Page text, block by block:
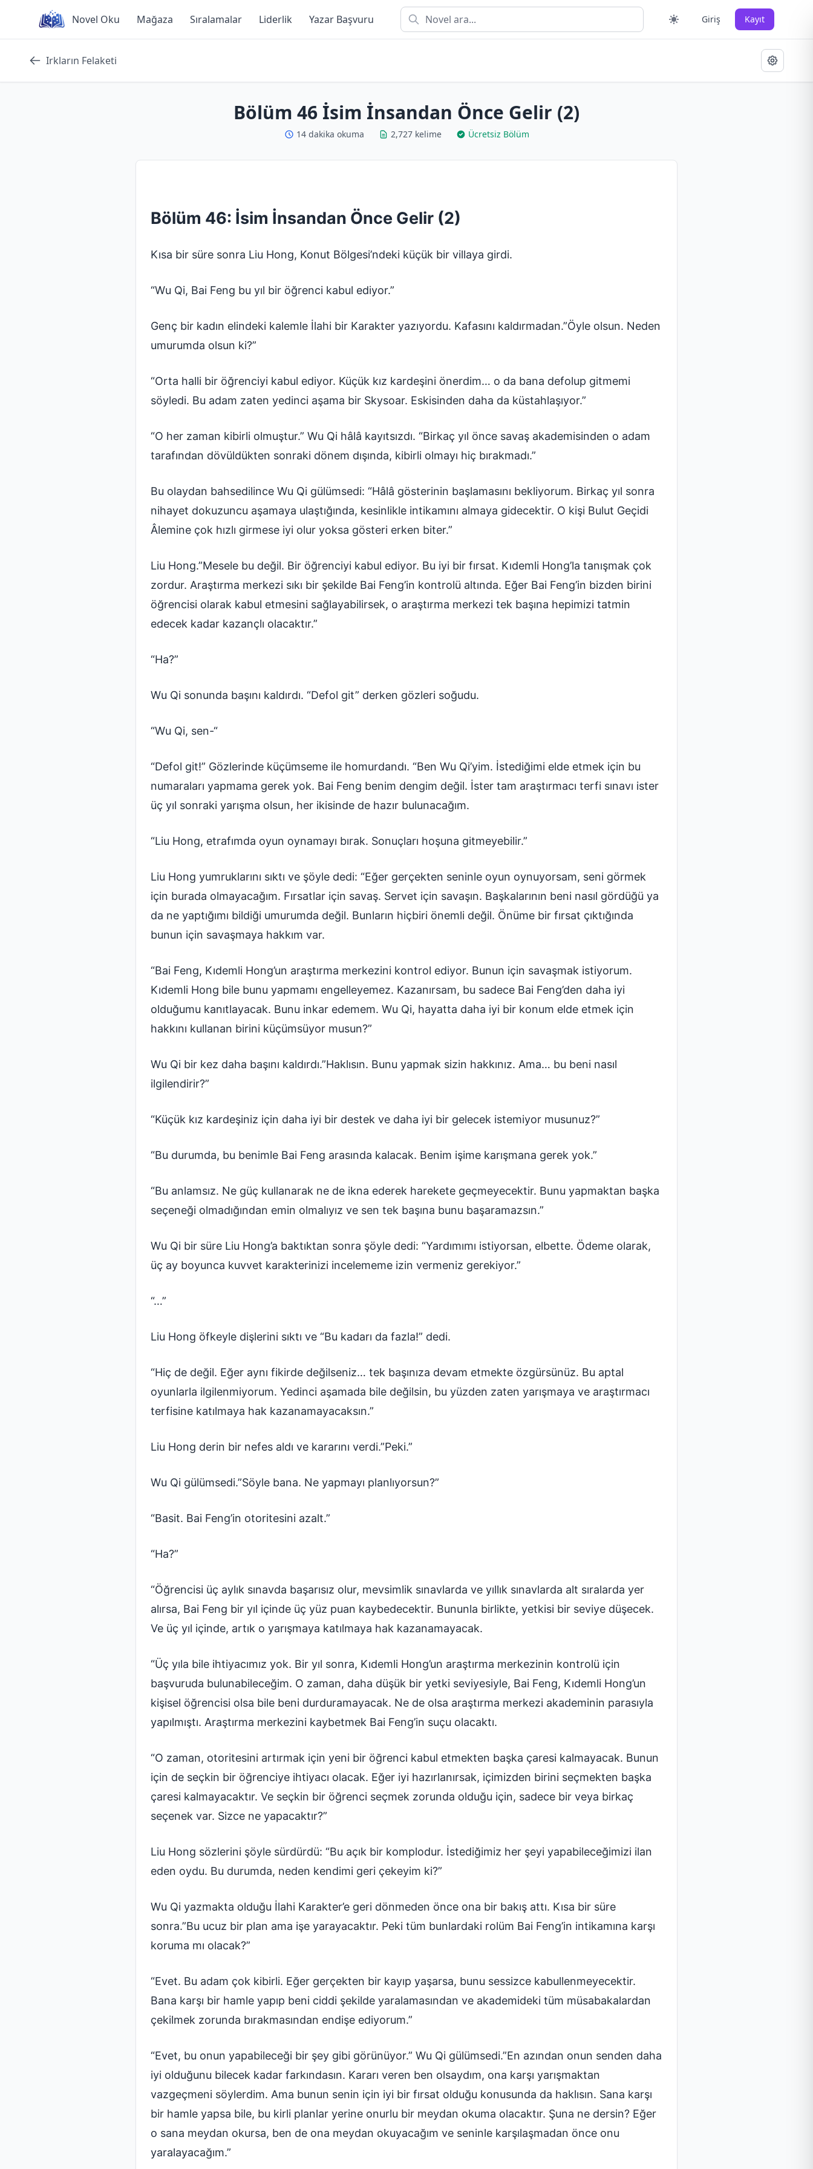
content
Novel Oku Mağaza Sıralamalar Liderlik Yazar Başvuru Giriş Kayıt
Irkların Felaketi
Bölüm 46 İsim İnsandan Önce Gelir (2)
14 dakika okuma 2,727 kelime Ücretsiz Bölüm
Bölüm 46: İsim İnsandan Önce Gelir (2)
Kısa bir süre sonra Liu Hong, Konut Bölgesi’ndeki küçük bir villaya girdi.
“Wu Qi, Bai Feng bu yıl bir öğrenci kabul ediyor.”
Genç bir kadın elindeki kalemle İlahi bir Karakter yazıyordu. Kafasını kaldırmadan.”Öyle olsun. Neden
umurumda olsun ki?”
“Orta halli bir öğrenciyi kabul ediyor. Küçük kız kardeşini önerdim… o da bana defolup gitmemi
söyledi. Bu adam zaten yedinci aşama bir Skysoar. Eskisinden daha da küstahlaşıyor.”
“O her zaman kibirli olmuştur.” Wu Qi hâlâ kayıtsızdı. “Birkaç yıl önce savaş akademisinden o adam
tarafından dövüldükten sonraki dönem dışında, kibirli olmayı hiç bırakmadı.”
Bu olaydan bahsedilince Wu Qi gülümsedi: “Hâlâ gösterinin başlamasını bekliyorum. Birkaç yıl sonra
nihayet dokuzuncu aşamaya ulaştığında, kesinlikle intikamını almaya gidecektir. O kişi Bulut Geçidi
Âlemine çok hızlı girmese iyi olur yoksa gösteri erken biter.”
Liu Hong.”Mesele bu değil. Bir öğrenciyi kabul ediyor. Bu iyi bir fırsat. Kıdemli Hong’la tanışmak çok
zordur. Araştırma merkezi sıkı bir şekilde Bai Feng’in kontrolü altında. Eğer Bai Feng’in bizden birini
öğrencisi olarak kabul etmesini sağlayabilirsek, o araştırma merkezi tek başına hepimizi tatmin
edecek kadar kazançlı olacaktır.”
“Ha?”
Wu Qi sonunda başını kaldırdı. “Defol git” derken gözleri soğudu.
“Wu Qi, sen-“
“Defol git!” Gözlerinde küçümseme ile homurdandı. “Ben Wu Qi’yim. İstediğimi elde etmek için bu
numaraları yapmama gerek yok. Bai Feng benim dengim değil. İster tam araştırmacı terfi sınavı ister
üç yıl sonraki yarışma olsun, her ikisinde de hazır bulunacağım.
“Liu Hong, etrafımda oyun oynamayı bırak. Sonuçları hoşuna gitmeyebilir.”
Liu Hong yumruklarını sıktı ve şöyle dedi: “Eğer gerçekten seninle oyun oynuyorsam, seni görmek
için burada olmayacağım. Fırsatlar için savaş. Servet için savaşın. Başkalarının beni nasıl gördüğü ya
da ne yaptığımı bildiği umurumda değil. Bunların hiçbiri önemli değil. Önüme bir fırsat çıktığında
bunun için savaşmaya hakkım var.
“Bai Feng, Kıdemli Hong’un araştırma merkezini kontrol ediyor. Bunun için savaşmak istiyorum.
Kıdemli Hong bile bunu yapmamı engelleyemez. Kazanırsam, bu sadece Bai Feng’den daha iyi
olduğumu kanıtlayacak. Bunu inkar edemem. Wu Qi, hayatta daha iyi bir konum elde etmek için
hakkını kullanan birini küçümsüyor musun?”
Wu Qi bir kez daha başını kaldırdı.”Haklısın. Bunu yapmak sizin hakkınız. Ama… bu beni nasıl
ilgilendirir?”
“Küçük kız kardeşiniz için daha iyi bir destek ve daha iyi bir gelecek istemiyor musunuz?”
“Bu durumda, bu benimle Bai Feng arasında kalacak. Benim işime karışmana gerek yok.”
“Bu anlamsız. Ne güç kullanarak ne de ikna ederek harekete geçmeyecektir. Bunu yapmaktan başka
seçeneği olmadığından emin olmalıyız ve sen tek başına bunu başaramazsın.”
Wu Qi bir süre Liu Hong’a baktıktan sonra şöyle dedi: “Yardımımı istiyorsan, elbette. Ödeme olarak,
üç ay boyunca kuvvet karakterinizi incelememe izin vermeniz gerekiyor.”
“…”
Liu Hong öfkeyle dişlerini sıktı ve “Bu kadarı da fazla!” dedi.
“Hiç de değil. Eğer aynı fikirde değilseniz… tek başınıza devam etmekte özgürsünüz. Bu aptal
oyunlarla ilgilenmiyorum. Yedinci aşamada bile değilsin, bu yüzden zaten yarışmaya ve araştırmacı
terfisine katılmaya hak kazanamayacaksın.”
Liu Hong derin bir nefes aldı ve kararını verdi.”Peki.”
Wu Qi gülümsedi.”Söyle bana. Ne yapmayı planlıyorsun?”
“Basit. Bai Feng’in otoritesini azalt.”
“Ha?”
“Öğrencisi üç aylık sınavda başarısız olur, mevsimlik sınavlarda ve yıllık sınavlarda alt sıralarda yer
alırsa, Bai Feng bir yıl içinde üç yüz puan kaybedecektir. Bununla birlikte, yetkisi bir seviye düşecek.
Ve üç yıl içinde, artık o yarışmaya katılmaya hak kazanamayacak.
“Üç yıla bile ihtiyacımız yok. Bir yıl sonra, Kıdemli Hong’un araştırma merkezinin kontrolü için
başvuruda bulunabileceğim. O zaman, daha düşük bir yetki seviyesiyle, Bai Feng, Kıdemli Hong’un
kişisel öğrencisi olsa bile beni durduramayacak. Ne de olsa araştırma merkezi akademinin parasıyla
yapılmıştı. Araştırma merkezini kaybetmek Bai Feng’in suçu olacaktı.
“O zaman, otoritesini artırmak için yeni bir öğrenci kabul etmekten başka çaresi kalmayacak. Bunun
için de seçkin bir öğrenciye ihtiyacı olacak. Eğer iyi hazırlanırsak, içimizden birini seçmekten başka
çaresi kalmayacaktır. Ve seçkin bir öğrenci seçmek zorunda olduğu için, sadece bir veya birkaç
seçenek var. Sizce ne yapacaktır?”
Liu Hong sözlerini şöyle sürdürdü: “Bu açık bir komplodur. İstediğimiz her şeyi yapabileceğimizi ilan
eden oydu. Bu durumda, neden kendimi geri çekeyim ki?”
Wu Qi yazmakta olduğu İlahi Karakter’e geri dönmeden önce ona bir bakış attı. Kısa bir süre
sonra.”Bu ucuz bir plan ama işe yarayacaktır. Peki tüm bunlardaki rolüm Bai Feng’in intikamına karşı
koruma mı olacak?”
“Evet. Bu adam çok kibirli. Eğer gerçekten bir kayıp yaşarsa, bunu sessizce kabullenmeyecektir.
Bana karşı bir hamle yapıp beni ciddi şekilde yaralamasından ve akademideki tüm müsabakalardan
çekilmek zorunda bırakmasından endişe ediyorum.”
“Evet, bu onun yapabileceği bir şey gibi görünüyor.” Wu Qi gülümsedi.”En azından onun senden daha
iyi olduğunu bilecek kadar farkındasın. Kararı veren ben olsaydım, ona karşı yarışmaktan
vazgeçmeni söylerdim. Ama bunun senin için iyi bir fırsat olduğu konusunda da haklısın. Sana karşı
bir hamle yapsa bile, bu kirli planlar yerine onurlu bir meydan okuma olacaktır. Şuna ne dersin? Eğer
o sana meydan okursa, ben de ona meydan okuyacağım ve seninle karşılaşmadan önce onu
yaralayacağım.”